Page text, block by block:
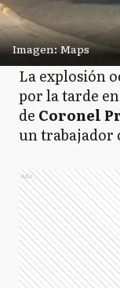
Imagen: Maps
La explosión
por la tarde
de Coronel
un trabajador
Ads